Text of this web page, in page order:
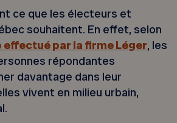
ce que les électeurs et
souhaitent. En effet, selon
effectué par la firme Léger, les
répondantes
davantage dans leur
vivent en milieu urbain,